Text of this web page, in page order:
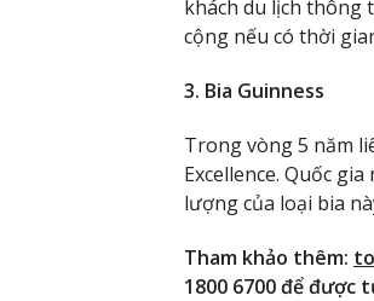
khách du lịch thông
cộng nếu có thời
3. Bia Guinness
Trong vòng 5 năm
Excellence. Quốc
lượng của loại bia
Tham khảo thêm:
1800 6700 để được